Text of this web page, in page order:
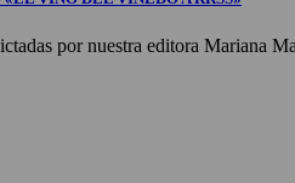
por nuestra editora Mariana